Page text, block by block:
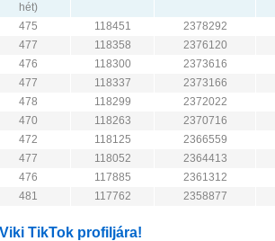
hét)
475 118451
2378292
477 118358
2376120
476 118300
2373616
477 118337
2373166
478 118299
2372022
470 118263
2370716
472 118125
2366559
477 118052
2364413
476 117885
2361312
481 117762 2358877
TikTok profiljára!